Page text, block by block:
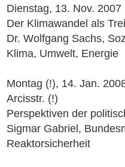
Dienstag, 13. Nov. 2007
Der Klimawandel als
Dr. Wolfgang Sachs,
Klima, Umwelt, Energie
Montag (!), 14. Jan.
Arcisstr. (!)
Perspektiven der
Sigmar Gabriel,
Reaktorsicherheit